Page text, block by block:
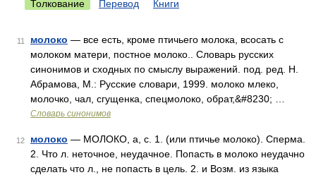
Толкование Перевод Книги
11 молоко — все есть, кроме птичьего молока, всосать с
молоком матери, постное молоко.. Словарь русских
синонимов и сходных по смыслу выражений. под. ред. Н.
Абрамова, М.: Русские словари, 1999. молоко млеко,
молочко, чал, сгущенка, спецмолоко, обрат,&#8230; …
Словарь синонимов
12 молоко — МОЛОКО, а, с. 1. (или птичье молоко). Сперма.
2. Что л. неточное, неудачное. Попасть в молоко неудачно
сделать что л., не попасть в цель. 2. и Возм. из языка